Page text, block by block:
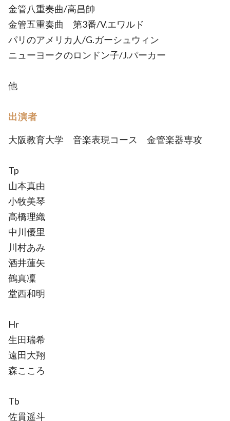
金管八重奏曲/高昌帥
金管五重奏曲 第3番/V.エワルド
パリのアメリカ人/G.ガーシュウィン
ニューヨークのロンドン子/J.パーカー
他
出演者
大阪教育大学 音楽表現コース 金管楽器専攻
Tp
山本真由
小牧美琴
高橋理織
中川優里
川村あみ
酒井蓮矢
鶴真凜
堂西和明
Hr
生田瑞希
遠田大翔
森こころ
Tb
佐貫遥斗